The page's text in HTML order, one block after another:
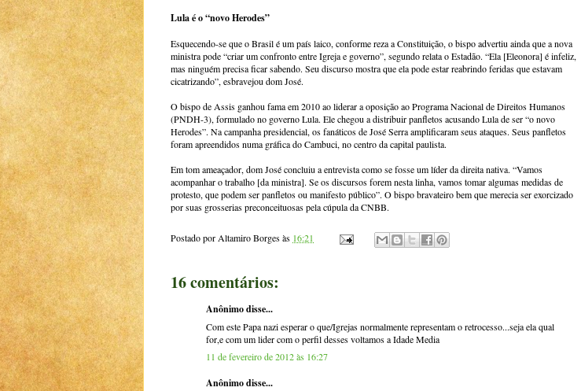
Lula é o “novo Herodes”
Esquecendo-se que o Brasil é um país laico, conforme reza a Constituição, o bispo advertiu ainda que a nova
ministra pode “criar um confronto entre Igreja e governo”, segundo relata o Estadão. “Ela [Eleonora] é infeliz,
mas ninguém precisa ficar sabendo. Seu discurso mostra que ela pode estar reabrindo feridas que estavam
cicatrizando”, esbravejou dom José.
O bispo de Assis ganhou fama em 2010 ao liderar a oposição ao Programa Nacional de Direitos Humanos
(PNDH-3), formulado no governo Lula. Ele chegou a distribuir panfletos acusando Lula de ser “o novo
Herodes”. Na campanha presidencial, os fanáticos de José Serra amplificaram seus ataques. Seus panfletos
foram apreendidos numa gráfica do Cambuci, no centro da capital paulista.
Em tom ameaçador, dom José concluiu a entrevista como se fosse um líder da direita nativa. “Vamos
acompanhar o trabalho [da ministra]. Se os discursos forem nesta linha, vamos tomar algumas medidas de
protesto, que podem ser panfletos ou manifesto público”. O bispo bravateiro bem que merecia ser exorcizado
por suas grosserias preconceituosas pela cúpula da CNBB.
Postado porAltamiro Borgesàs 16:21
16 comentários:
Anônimo disse...
Com este Papa nazi esperar o que/Igrejas normalmente representam o retrocesso...seja ela qual
for,e com um lider com o perfil desses voltamos a Idade Media
11 de fevereiro de 2012 às 16:27
Anônimo disse...